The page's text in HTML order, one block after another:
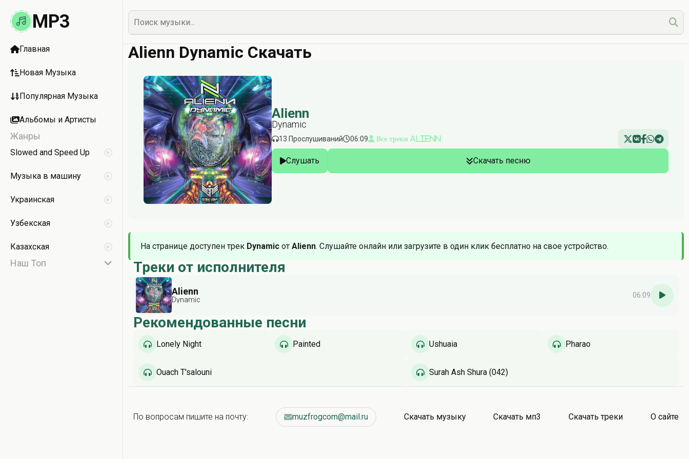
MP3
Главная
Новая Музыка
Популярная Музыка
Альбомы и Артисты
Жанры
Slowed and Speed Up
Музыка в машину
Украинская
Узбекская
Казахская
Наш Топ
Alienn Dynamic Скачать
Alienn
Dynamic
13 Прослушиваний 06:09 Все треки Alienn
Слушать Скачать песню
На странице доступен трек Dynamic от Alienn. Слушайте онлайн или загрузите в один клик бесплатно на свое устройство.
Треки от исполнителя
Alienn
Dynamic
06:09
Рекомендованные песни
Lonely Night Painted Ushuaia Pharao
Ouach T'salouni Surah Ash Shura (042)
По вопросам пишите на почту: muzfrogcom@mail.ru Скачать музыку Скачать мп3 Скачать треки О сайте